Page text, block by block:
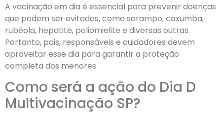
A vacinação em dia é essencial para prevenir doenças
que podem ser evitadas, como sarampo, caxumba,
rubéola, hepatite, poliomielite e diversas outras.
Portanto, pais, responsáveis e cuidadores devem
aproveitar esse dia para garantir a proteção
completa dos menores.
Como será a ação do Dia D
Multivacinação SP?